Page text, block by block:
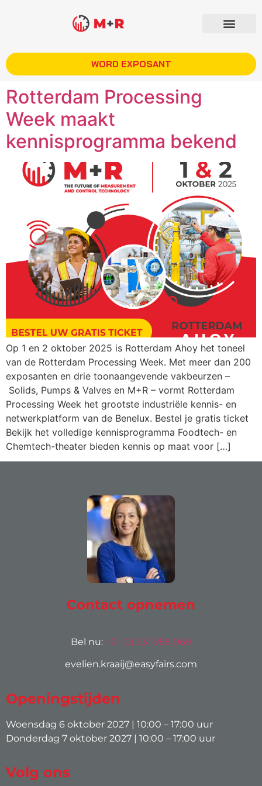
WORD EXPOSANT
Rotterdam Processing
Week maakt
kennisprogramma bekend
Op 1 en 2 oktober 2025 is Rotterdam Ahoy het toneel
van de Rotterdam Processing Week. Met meer dan 200
exposanten en drie toonaangevende vakbeurzen –
Solids, Pumps & Valves en M+R – vormt Rotterdam
Processing Week het grootste industriële kennis- en
netwerkplatform van de Benelux. Bestel je gratis ticket
Bekijk het volledige kennisprogramma Foodtech- en
Chemtech-theater bieden kennis op maat voor […]
Contact opnemen
Bel nu: +31 (0) 631 988 069
evelien.kraaij@easyfairs.com
Openingstijden
Woensdag 6 oktober 2027 | 10:00 – 17:00 uur
Donderdag 7 oktober 2027 | 10:00 – 17:00 uur
Volg ons